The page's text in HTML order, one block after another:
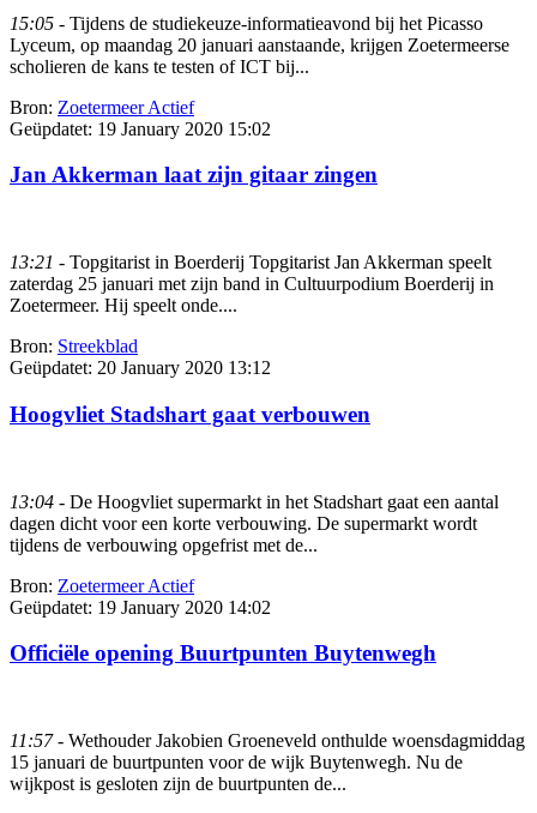
15:05 - Tijdens de studiekeuze-informatieavond bij het Picasso
Lyceum, op maandag 20 januari aanstaande, krijgen Zoetermeerse
scholieren de kans te testen of ICT bij...
Bron: Zoetermeer Actief
Geüpdatet: 19 January 2020 15:02
Jan Akkerman laat zijn gitaar zingen
13:21 - Topgitarist in Boerderij Topgitarist Jan Akkerman speelt
zaterdag 25 januari met zijn band in Cultuurpodium Boerderij in
Zoetermeer. Hij speelt onde....
Bron: Streekblad
Geüpdatet: 20 January 2020 13:12
Hoogvliet Stadshart gaat verbouwen
13:04 - De Hoogvliet supermarkt in het Stadshart gaat een aantal
dagen dicht voor een korte verbouwing. De supermarkt wordt
tijdens de verbouwing opgefrist met de...
Bron: Zoetermeer Actief
Geüpdatet: 19 January 2020 14:02
Officiële opening Buurtpunten Buytenwegh
11:57- Wethouder Jakobien Groeneveld onthulde woensdagmiddag
15 januari de buurtpunten voor de wijk Buytenwegh. Nu de
wijkpost is gesloten zijn de buurtpunten de...